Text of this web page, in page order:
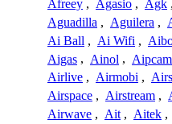
Afreey , Agasio , Agk ,
Aguadilla , Aguilera ,
Ai Ball , Ai Wifi ,
Aigas , Ainol , Aipcam
Airlive , Airmobi ,
Airspace , Airstream ,
Airwave , Ait , Aitek ,